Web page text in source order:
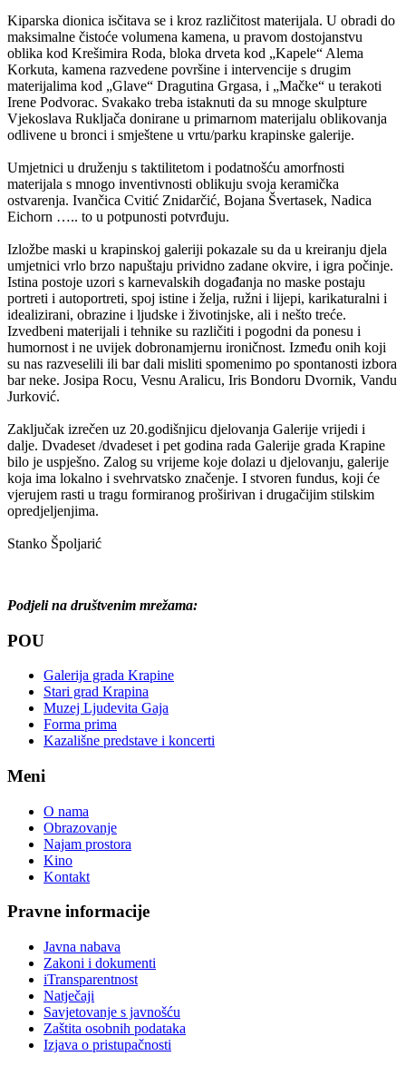
Kiparska dionica isčitava se i kroz različitost materijala. U obradi do
maksimalne čistoće volumena kamena, u pravom dostojanstvu
oblika kod Krešimira Roda, bloka drveta kod „Kapele“ Alema
Korkuta, kamena razvedene površine i intervencije s drugim
materijalima kod „Glave“ Dragutina Grgasa, i „Mačke“ u terakoti
Irene Podvorac. Svakako treba istaknuti da su mnoge skulpture
Vjekoslava Rukljača donirane u primarnom materijalu oblikovanja
odlivene u bronci i smještene u vrtu/parku krapinske galerije.
Umjetnici u druženju s taktilitetom i podatnošću amorfnosti
materijala s mnogo inventivnosti oblikuju svoja keramička
ostvarenja. Ivančica Cvitić Znidarčić, Bojana Švertasek, Nadica
Eichorn ….. to u potpunosti potvrđuju.
Izložbe maski u krapinskoj galeriji pokazale su da u kreiranju djela
umjetnici vrlo brzo napuštaju prividno zadane okvire, i igra počinje.
Istina postoje uzori s karnevalskih događanja no maske postaju
portreti i autoportreti, spoj istine i želja, ružni i lijepi, karikaturalni i
idealizirani, obrazine i ljudske i životinjske, ali i nešto treće.
Izvedbeni materijali i tehnike su različiti i pogodni da ponesu i
humornost i ne uvijek dobronamjernu ironičnost. Između onih koji
su nas razveselili ili bar dali misliti spomenimo po spontanosti izbora
bar neke. Josipa Rocu, Vesnu Aralicu, Iris Bondoru Dvornik, Vandu
Jurković.
Zaključak izrečen uz 20.godišnjicu djelovanja Galerije vrijedi i
dalje. Dvadeset /dvadeset i pet godina rada Galerije grada Krapine
bilo je uspješno. Zalog su vrijeme koje dolazi u djelovanju, galerije
koja ima lokalno i svehrvatsko značenje. I stvoren fundus, koji će
vjerujem rasti u tragu formiranog proširivan i drugačijim stilskim
opredjeljenjima.
Stanko Špoljarić
Podjeli na društvenim mrežama:
POU
Galerija grada Krapine
Stari grad Krapina
Muzej Ljudevita Gaja
Forma prima
Kazališne predstave i koncerti
Meni
O nama
Obrazovanje
Najam prostora
Kino
Kontakt
Pravne informacije
Javna nabava
Zakoni i dokumenti
iTransparentnost
Natječaji
Savjetovanje s javnošću
Zaštita osobnih podataka
Izjava o pristupačnosti